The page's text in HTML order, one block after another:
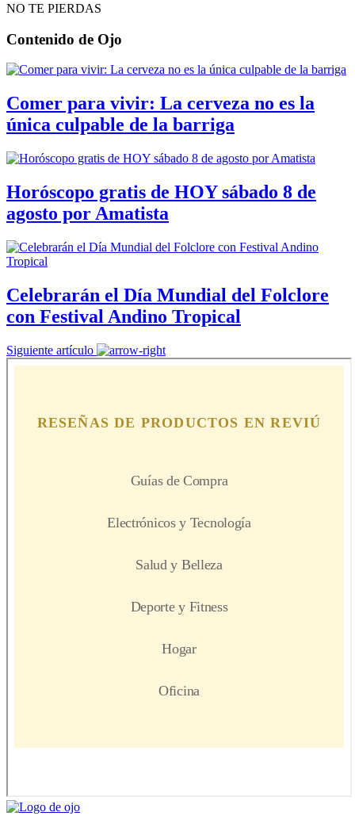
NO TE PIERDAS
Contenido de Ojo
Comer para vivir: La cerveza no es la
única culpable de la barriga
Horóscopo gratis de HOY sábado 8 de
agosto por Amatista
Celebrarán el Día Mundial del Folclore
con Festival Andino Tropical
Siguiente artículo